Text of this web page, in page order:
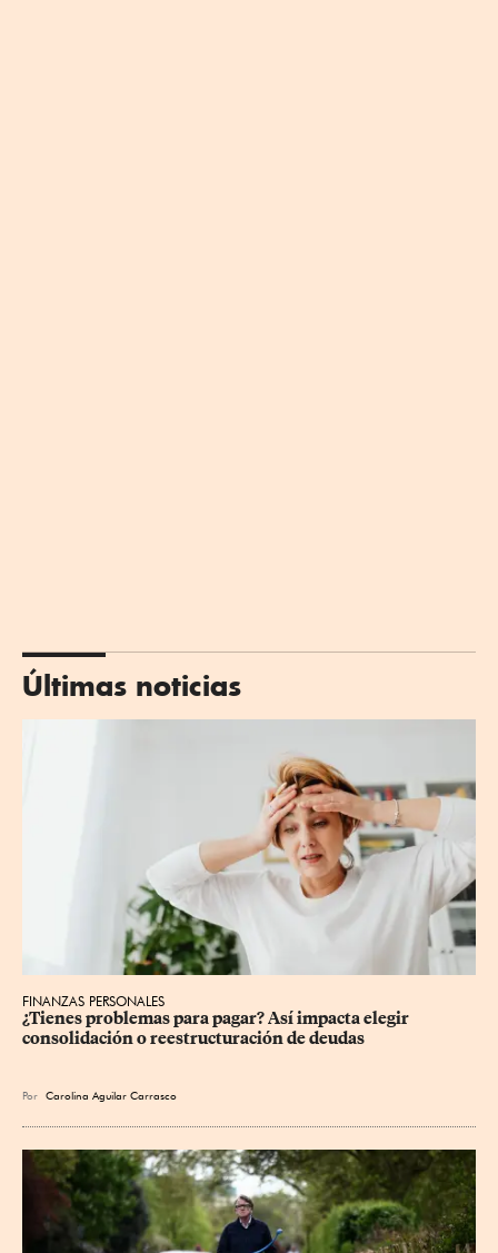
Últimas noticias
FINANZAS PERSONALES
¿Tienes problemas para pagar? Así impacta elegir
consolidación o reestructuración de deudas
Por Carolina Aguilar Carrasco